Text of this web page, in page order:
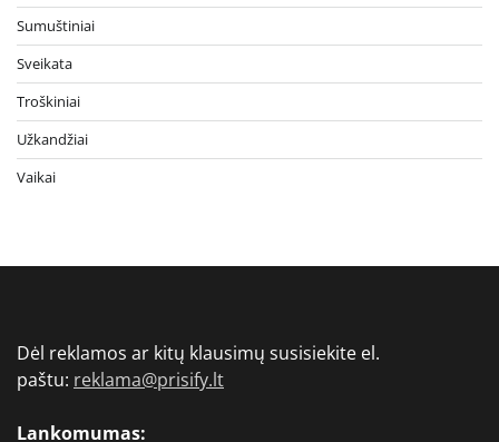
Sumuštiniai
Sveikata
Troškiniai
Užkandžiai
Vaikai
Dėl reklamos ar kitų klausimų susisiekite el.
paštu: reklama@prisify.lt
Lankomumas: